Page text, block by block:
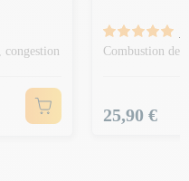
Combustion des
Prix
25,90 €